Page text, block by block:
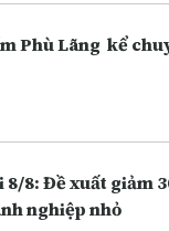
Phù Lãng kể
8/8: Đề xuất giảm
nghiệp nhỏ